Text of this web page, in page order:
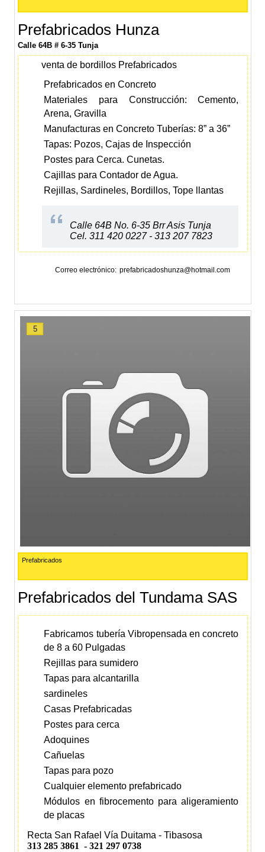
Prefabricados Hunza
Calle 64B # 6-35 Tunja
venta de bordillos Prefabricados
Prefabricados en Concreto
Materiales para Construcción: Cemento,
Arena, Gravilla
Manufacturas en Concreto Tuberías: 8” a 36”
Tapas: Pozos, Cajas de Inspección
Postes para Cerca. Cunetas.
Cajillas para Contador de Agua.
Rejillas, Sardineles, Bordillos, Tope llantas
Calle 64B No. 6-35 Brr Asis Tunja
Cel. 311 420 0227 - 313 207 7823
Correo electrónico prefabricadoshunza@hotmail.com
5
Prefabricados
Prefabricados del Tundama SAS
Fabricamos tubería Vibropensada en concreto
de 8 a 60 Pulgadas
Rejillas para sumidero
Tapas para alcantarilla
sardineles
Casas Prefabricadas
Postes para cerca
Adoquines
Cañuelas
Tapas para pozo
Cualquier elemento prefabricado
Módulos en fibrocemento para aligeramiento
de placas
Recta San Rafael Vía Duitama - Tibasosa
313 285 3861 - 321 297 0738